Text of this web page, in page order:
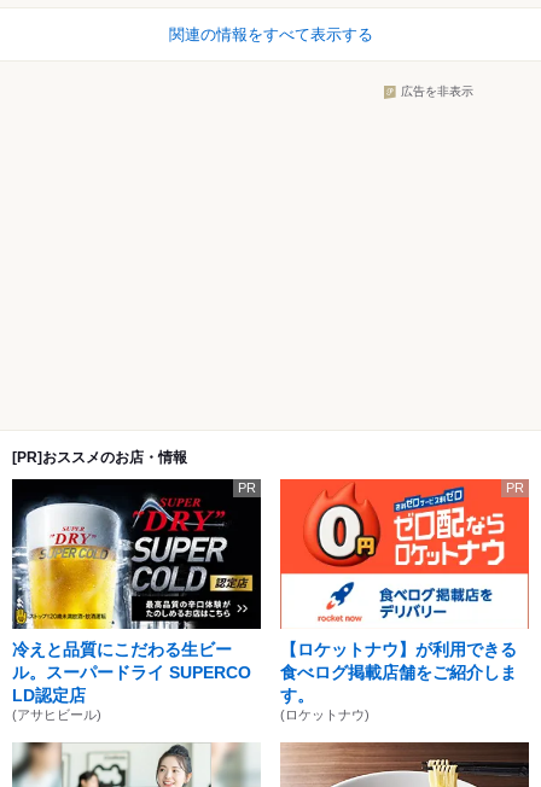
関連の情報をすべて表示する
広告を非表示
[PR]おススメのお店・情報
PR
冷えと品質にこだわる生ビー
ル。スーパードライ SUPERCO
LD認定店
(アサヒビール)
PR
【ロケットナウ】が利用できる
食べログ掲載店舗をご紹介しま
す。
(ロケットナウ)